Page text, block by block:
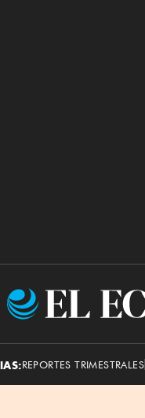
REPORTES TRIMESTRALES